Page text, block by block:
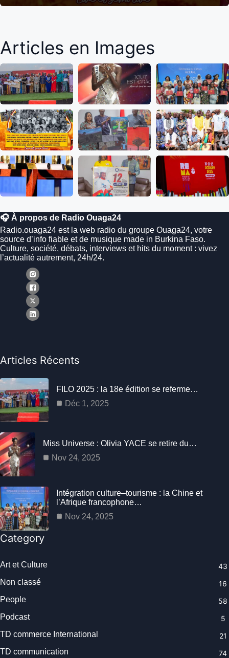
Articles en Images
🎧 À propos de Radio Ouaga24
Radio.ouaga24 est la web radio du groupe Ouaga24, votre
source d’info fiable et de musique made in Burkina Faso.
Culture, société, débats, interviews et hits du moment : vivez
l’actualité autrement, 24h/24.
Articles Récents
FILO 2025 : la 18e édition se referme…
Déc 1, 2025
Miss Universe : Olivia YACE se retire du…
Nov 24, 2025
Intégration culture–tourisme : la Chine et
l’Afrique francophone…
Nov 24, 2025
Category
Art et Culture
43
Non classé
16
People
58
Podcast
5
TD commerce International
21
TD communication
74